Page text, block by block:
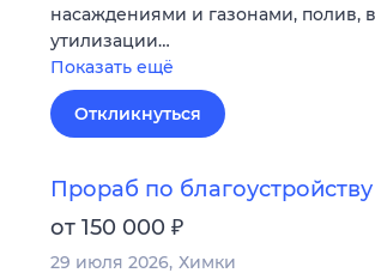
насаждениями и газонами, полив,
утилизации…
Показать ещё
Откликнуться
Прораб по
от 150 000 ₽
29 июля 2026 Химки